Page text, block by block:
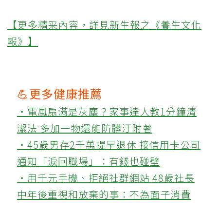
【更多精采內容，詳見新生報之《養生文化
報》】
💪更多健康推薦
‧電風扇滿是灰塵？家事達人教1分鐘清
潔法 多加一物還能防髒汙附著
‧45歲男存2千萬提早退休 接信用卡公司
通知「淚回職場」：有錢也碰壁
‧用千元手機、拒絕社群網站 48歲社長
中年後重視和放棄的事：不為面子消費